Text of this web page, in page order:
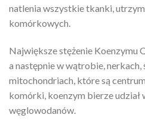
natlenia wszystkie tkanki,
komórkowych.
Największe stężenie Koenzymu
a następnie w wątrobie,
mitochondriach, które są
komórki, koenzym bierze udział
węglowodanów.